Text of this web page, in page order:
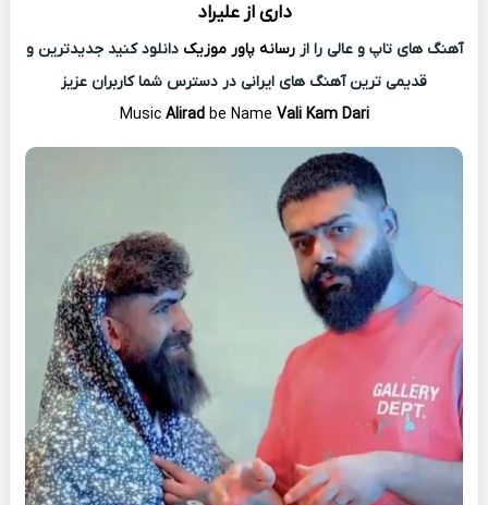
داری ازعلیراد
آهنگ های تاپ و عالی را ازرسانه پاور موزیک دانلود کنید جدیدترین و
قدیمی ترین آهنگ های ایرانی در دسترس شما کاربران عزیز
MusicAlirad be Name Vali Kam Dari